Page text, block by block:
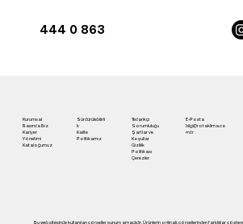
444 0 863
Kurumsal
Basında Biz
Kariyer
Yönetimi
Kataloğumuz
Sürdürülebilirli
k
Kalite
Politikamız
Tedarikçi
Sorumluluğu
Şartlar ve
Koşullar
Gizlilik
Politikası
Çerezler
E-Posta
bilgi@rotaklima.co
m.tr
Bu web sitesinde kullanılan görseller sunum amaçlıdır. Ürünlerin orijinali, görsellerinden farklılılar